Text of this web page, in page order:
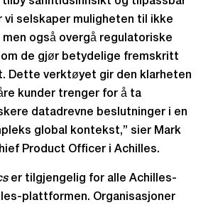
vi selskaper muligheten til ikke
men også overgå regulatoriske
de gjør betydelige fremskritt
Dette verktøyet gir den klarheten
kunder trenger for å ta
datadrevne beslutninger i en
global kontekst,” sier Mark
Product Officer i Achilles.
er tilgjengelig for alle Achilles-
plattformen. Organisasjoner